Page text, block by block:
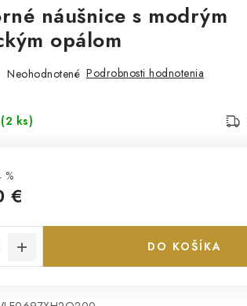
náušnice s modrým
opálom
Neohodnotené Podrobnosti hodnotenia
(2 ks)
%
€
DO KOŠÍKA